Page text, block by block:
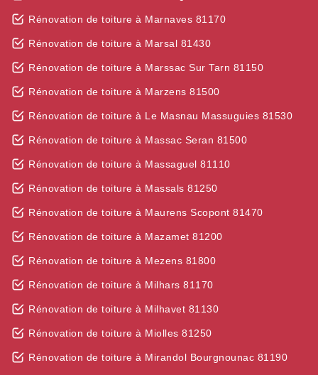
Rénovation de toiture à Marnaves 81170
Rénovation de toiture à Marsal 81430
Rénovation de toiture à Marssac Sur Tarn 81150
Rénovation de toiture à Marzens 81500
Rénovation de toiture à Le Masnau Massuguies 81530
Rénovation de toiture à Massac Seran 81500
Rénovation de toiture à Massaguel 81110
Rénovation de toiture à Massals 81250
Rénovation de toiture à Maurens Scopont 81470
Rénovation de toiture à Mazamet 81200
Rénovation de toiture à Mezens 81800
Rénovation de toiture à Milhars 81170
Rénovation de toiture à Milhavet 81130
Rénovation de toiture à Miolles 81250
Rénovation de toiture à Mirandol Bourgnounac 81190